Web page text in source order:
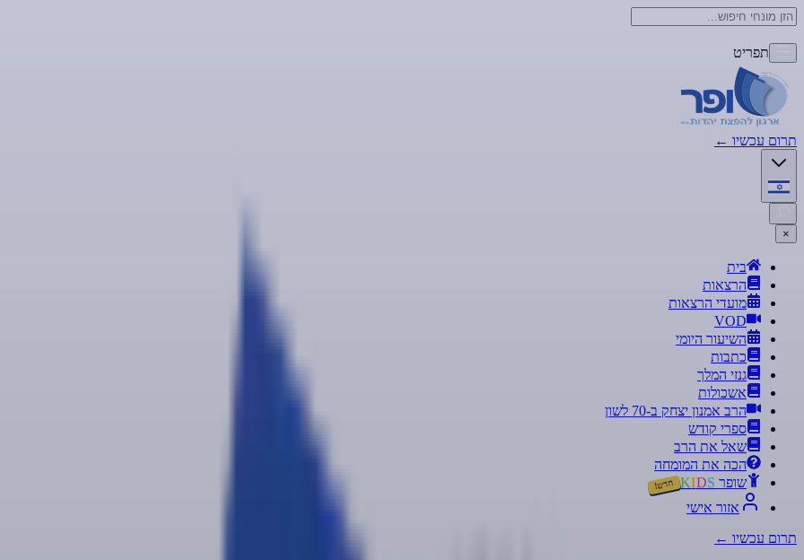
תפריט
תרום עכשיו ←
×
בית
הרצאות
מועדי הרצאות
VOD
השיעור היומי
כתבות
גנזי המלך
אשכולות
הרב אמנון יצחק ב-70 לשון
ספרי קודש
שאל את הרב
הכה את המומחה
שופר
KIDS חדש!
אזור אישי
תרום עכשיו ←